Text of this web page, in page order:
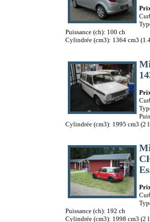
Puissance (ch): 100 ch
Cylindrée (cm3): 1364 cm3
Cylindrée (cm3): 1995 cm3 (2
Puissance (ch): 192 ch
Cylindrée (cm3): 1998 cm3 (2